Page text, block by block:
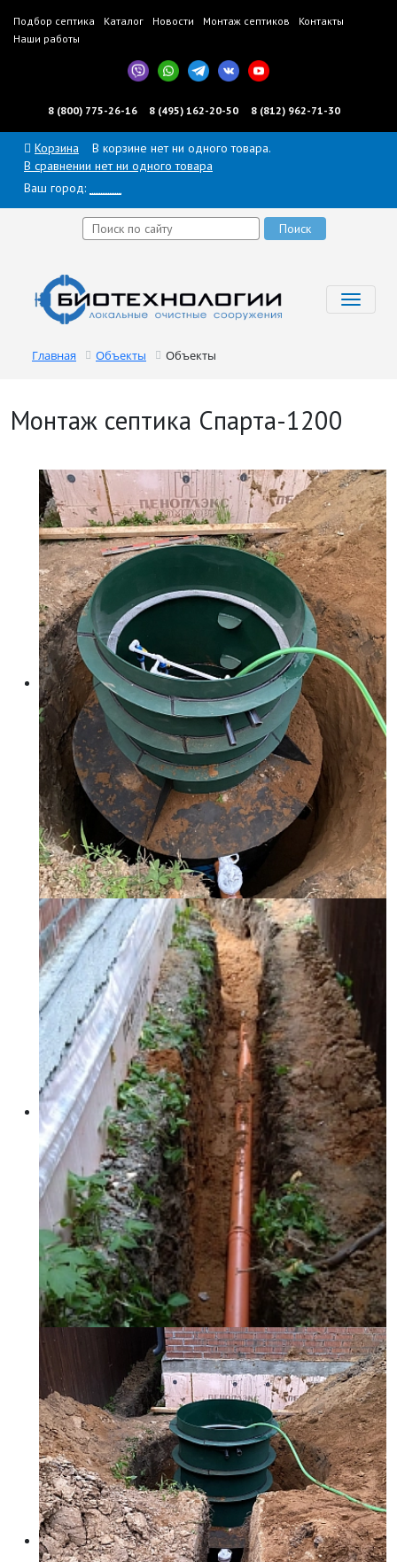
Подбор септика Каталог Новости Монтаж септиков
Контакты
Наши работы
8 (800) 775-26-16 8 (495) 162-20-50 8 (812) 962-71-30
Корзина
В корзине нет ни одного товара.
В сравнении нет ни одного товара
Ваш город:
Главная Объекты Объекты
Монтаж септика Спарта-1200